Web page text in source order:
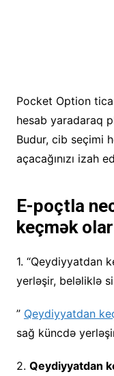
Pocket Option
hesab yaradaraq
Budur, cib seçimi
açacağınızı izah
E-poçtla
keçmək olar
1. “Qeydiyyatdan
yerləşir, beləliklə
” Qeydiyyatdan
sağ küncdə
2. Qeydiyyatdan